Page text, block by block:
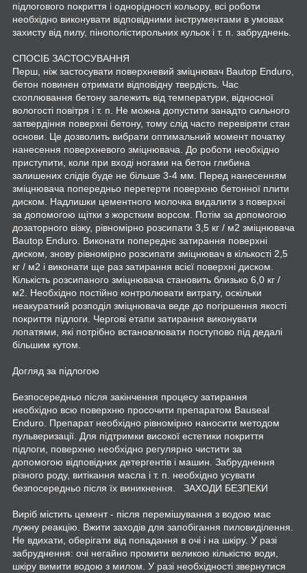
підлогового покриття і однорідності кольору, всі роботи
необхідно виконувати відповідними інструментами в умовах
захисту від пилу, пінополістирольних кульок і т. п. забруднень.
СПОСІБ ЗАСТОСУВАННЯ
Перш, ніж застосувати поверхневий зміцнювач Bautop Enduro,
бетон повинен отримати відповідну твердість. Час
схоплювання бетону залежить від температури, відносної
вологості повітря і т. п. Не можна допустити занадто сильного
затвердіння поверхні бетону, тому слід часто перевіряти стан
основи. Це дозволить вибрати оптимальний момент початку
нанесення поверхневого зміцнювача. До роботи необхідно
приступити, коли при вході ногами на бетон глибина
залишених слідів буде не більше 3-4 мм. Перед нанесенням
зміцнювача попередньо перетерти поверхню бетонної плити
диском. Надлишки цементного молочка видалити з поверхні
за допомогою щітки з жорстким ворсом. Потім за допомогою
дозаторного візку, рівномірно розсипати 3,5 кг / м2 зміцнювача
Bautop Enduro. Виконати попереднє затирання поверхні
диском, знову рівномірно розсипати зміцнювач в кількості 2,5
кг / м2 і виконати ще раз затирання всієї поверхні диском.
Кількість розсипаного зміцнювача становить близько 6,0 кг /
м2. Необхідно постійно контролювати витрату, оскільки
неакуратний розподіл зміцнювача веде до погіршення якості
покриття підлоги. Чергові етапи затирання виконувати
лопатями, які потрібно встановлювати поступово під дедалі
більшим кутом.
Догляд за підлогою
Безпосередньо після закінчення процесу затирання
необхідно всю поверхню просочити препаратом Bauseal
Enduro. Препарат необхідно рівномірно наносити методом
пульверизації. Для підтримки високої естетики покриття
підлоги, поверхню необхідно регулярно чистити за
допомогою відповідних детергентів і машин. Забруднення
різного роду, витікання масла і т. п. необхідно усувати
безпосередньо після їх виникнення. ЗАХОДИ БЕЗПЕКИ
Виріб містить цемент - після перемішування з водою має
лужну реакцію. Вжити заходів для запобігання пиловиділення.
Не вдихати, оберігати від попадання в очі і на шкіру. У разі
забруднення: очі негайно промити великою кількістю води,
шкіру вимити водою з милом. У разі необхідності звернутися